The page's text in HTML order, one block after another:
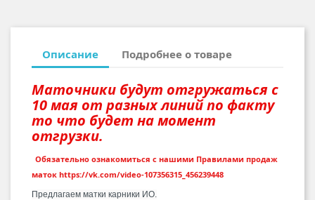
Описание Подробнее о товаре
Маточники будут отгружаться с
10 мая от разных линий по факту
то что будет на момент
отгрузки.
Обязательно ознакомиться с нашими Правилами продаж
маток https://vk.com/video-107356315_456239448
Предлагаем матки карники ИО.